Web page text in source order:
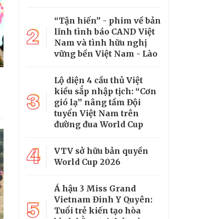
2
“Tận hiến” - phim về bản
lĩnh tình báo CAND Việt
Nam và tình hữu nghị
vững bền Việt Nam - Lào
3
Lộ diện 4 cầu thủ Việt
kiều sắp nhập tịch: “Cơn
gió lạ” nâng tầm Đội
tuyển Việt Nam trên
đường đua World Cup
4
VTV sở hữu bản quyền
World Cup 2026
5
Á hậu 3 Miss Grand
Vietnam Đinh Y Quyên:
Tuổi trẻ kiến tạo hòa